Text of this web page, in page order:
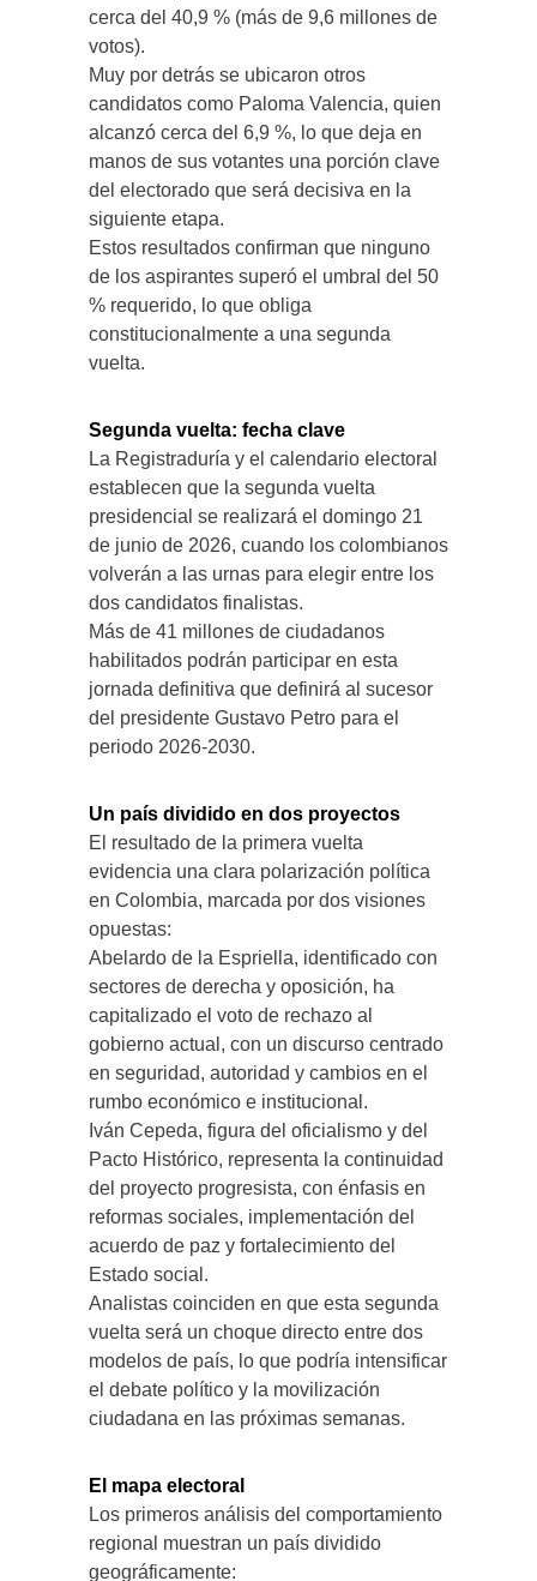
cerca del 40,9 % (más de 9,6 millones de
votos).
Muy por detrás se ubicaron otros
candidatos como Paloma Valencia, quien
alcanzó cerca del 6,9 %, lo que deja en
manos de sus votantes una porción clave
del electorado que será decisiva en la
siguiente etapa.
Estos resultados confirman que ninguno
de los aspirantes superó el umbral del 50
% requerido, lo que obliga
constitucionalmente a una segunda
vuelta.
Segunda vuelta: fecha clave
La Registraduría y el calendario electoral
establecen que la segunda vuelta
presidencial se realizará el domingo 21
de junio de 2026, cuando los colombianos
volverán a las urnas para elegir entre los
dos candidatos finalistas.
Más de 41 millones de ciudadanos
habilitados podrán participar en esta
jornada definitiva que definirá al sucesor
del presidente Gustavo Petro para el
periodo 2026‑2030.
Un país dividido en dos proyectos
El resultado de la primera vuelta
evidencia una clara polarización política
en Colombia, marcada por dos visiones
opuestas:
Abelardo de la Espriella, identificado con
sectores de derecha y oposición, ha
capitalizado el voto de rechazo al
gobierno actual, con un discurso centrado
en seguridad, autoridad y cambios en el
rumbo económico e institucional.
Iván Cepeda, figura del oficialismo y del
Pacto Histórico, representa la continuidad
del proyecto progresista, con énfasis en
reformas sociales, implementación del
acuerdo de paz y fortalecimiento del
Estado social.
Analistas coinciden en que esta segunda
vuelta será un choque directo entre dos
modelos de país, lo que podría intensificar
el debate político y la movilización
ciudadana en las próximas semanas.
El mapa electoral
Los primeros análisis del comportamiento
regional muestran un país dividido
geográficamente: